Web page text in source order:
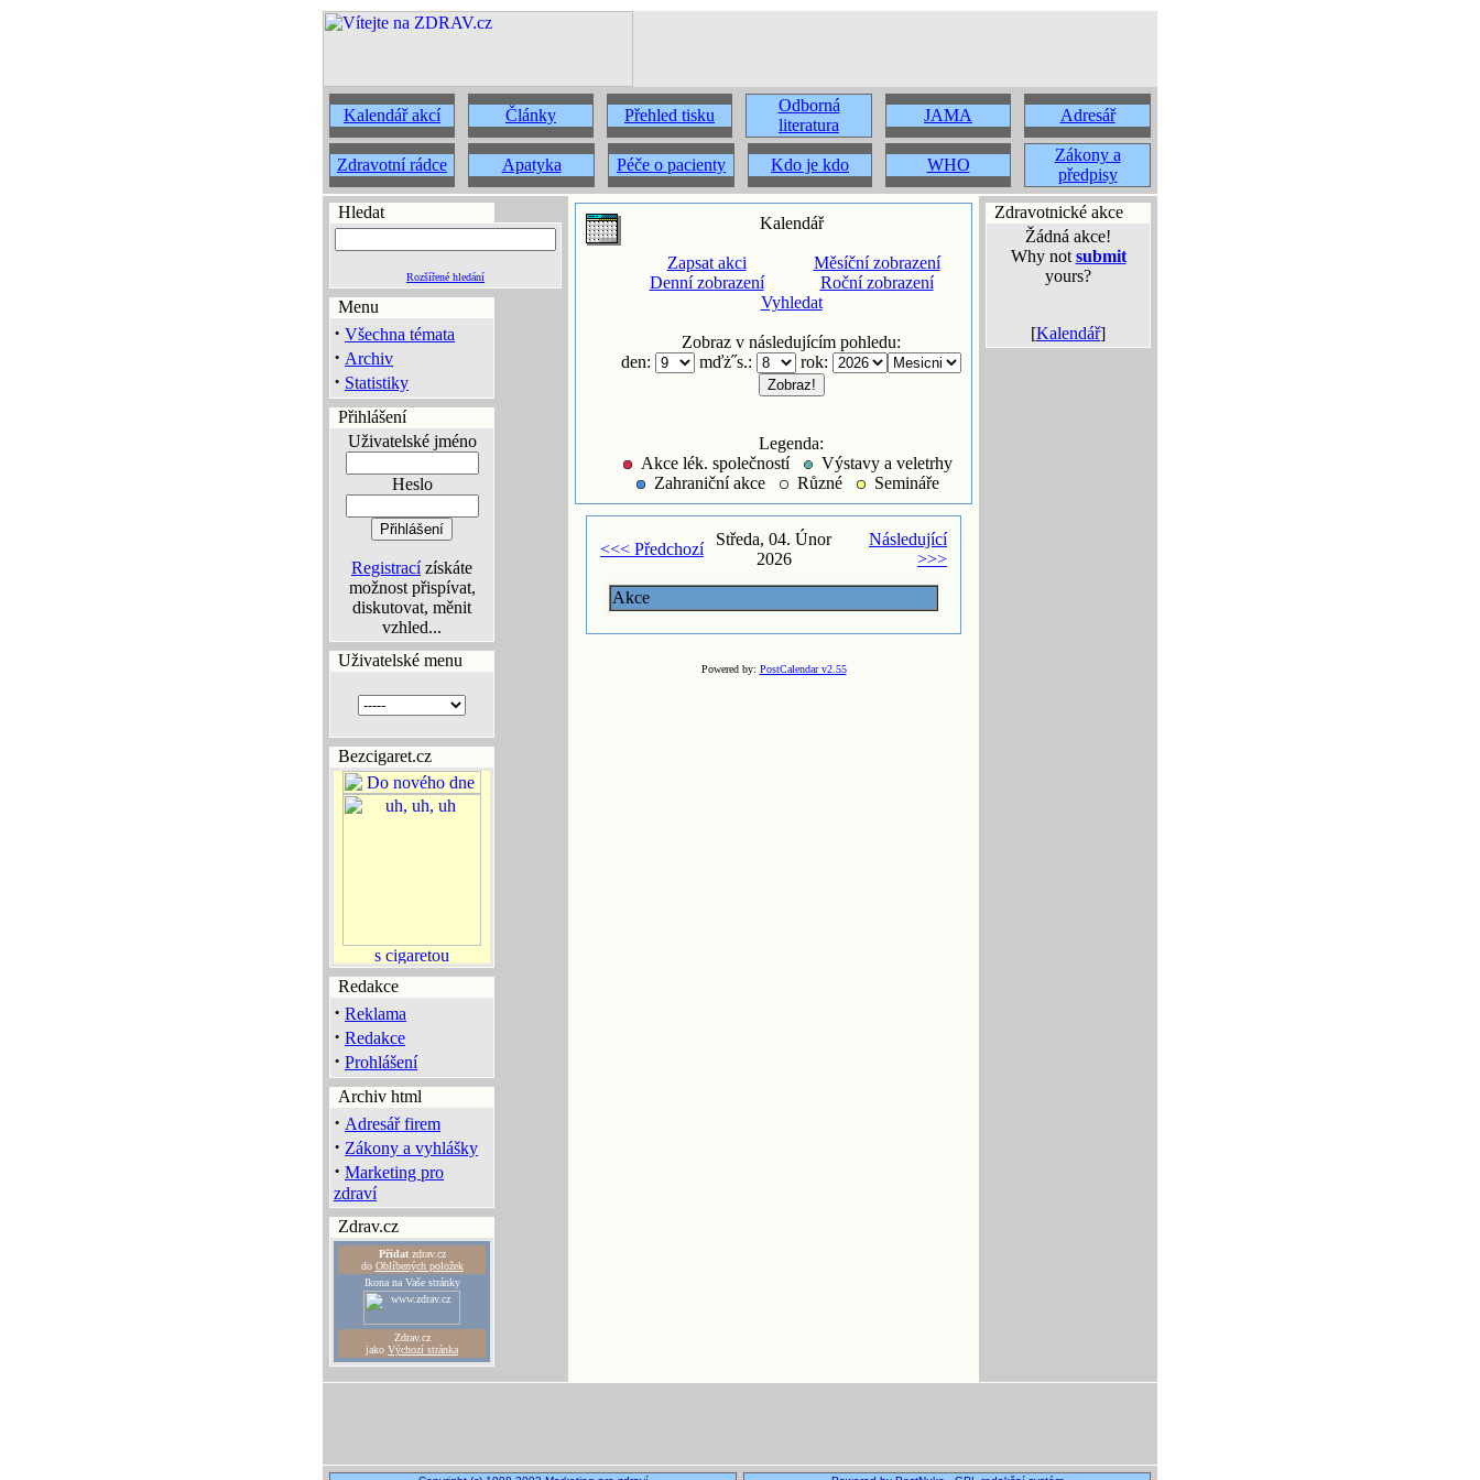
Kalendář akcí Články Přehled tisku
Odborná
literatura
JAMA Adresář
Zdravotní rádce Apatyka Péče o pacienty Kdo je kdo WHO
Zákony a
předpisy
Hledat
Rozšířené hledání
Menu
· Všechna témata
· Archiv
· Statistiky
Přihlášení
Uživatelské jméno
Heslo
Registracízískáte
možnost přispívat,
diskutovat, měnit
vzhled...
Uživatelské menu
Bezcigaret.cz
Redakce
· Reklama
· Redakce
· Prohlášení
Archiv html
· Adresář firem
· Zákony a vyhlášky
· Marketing pro
zdraví
Zdrav.cz
Přidatzdrav.cz
do Oblíbených položek
Ikona na Vaše stránky
Zdrav.cz
jako Výchozí stránka
Kalendář
Zapsat akci
Denní zobrazení
Měsíční zobrazení
Roční zobrazení
Vyhledat
Zobraz v následujícím pohledu:
den:
mďż˝s.: rok:
Legenda:
Akce lék. společností
Výstavy a veletrhy
Zahraniční akce
Různé Semináře
<<< Předchozí
Středa, 04. Únor
2026
Následující
>>>
Akce
Powered by: PostCalendar v2.55
Zdravotnické akce
Žádná akce!
Why not submit
yours?
[Kalendář]